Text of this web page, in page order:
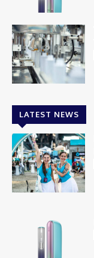
LATEST NEWS